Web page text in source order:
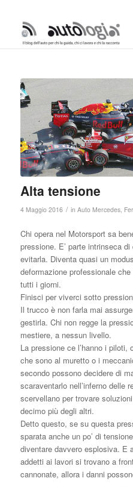
Alta tensione
4 Maggio 2016 / in Auto Mercedes,
Chi opera nel Motorsport sa
pressione. E’ parte intrinseca
evitarla. Diventa quasi un
deformazione professionale
tutti i giorni.
Finisci per viverci sotto
Il trucco è non farla mai
gestirla. Chi non regge la
mestiere, a nessun livello.
La pressione ce l’hanno i
che sono al muretto o i
secondo possono decidere di
scaraventarlo nell’inferno delle
scervellano per trovare
decimo più degli altri.
Detto questo, se su questa
sparata anche un po’ di
diventare davvero esplosiva. E
addetti ai lavori si trovano a
cannonate, allora i danni